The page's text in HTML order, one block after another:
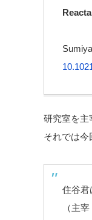
研究室を主
それでは今
住谷君
（主